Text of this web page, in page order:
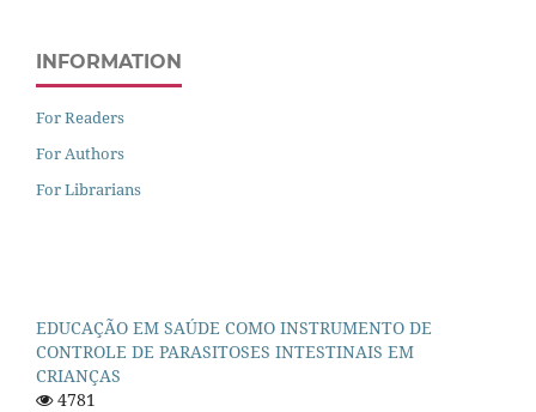
INFORMATION
For Readers
For Authors
For Librarians
EDUCAÇÃO EM SAÚDE COMO INSTRUMENTO DE
CONTROLE DE PARASITOSES INTESTINAIS EM
CRIANÇAS
4781